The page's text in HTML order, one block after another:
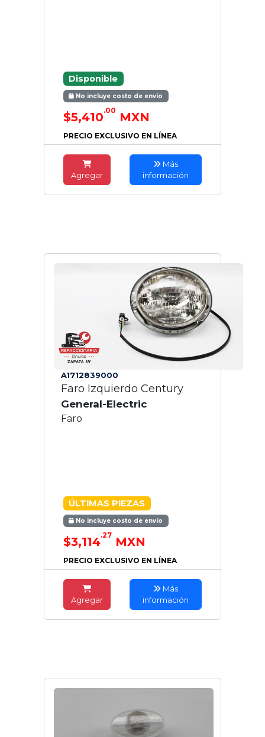
Disponible
No incluye costo de envío
$5,410.00 MXN
PRECIO EXCLUSIVO EN LÍNEA
Agregar
Más
información
A1712839000
Faro Izquierdo Century
General-Electric
Faro
ÚLTIMAS PIEZAS
No incluye costo de envío
$3,114.27 MXN
PRECIO EXCLUSIVO EN LÍNEA
Agregar
Más
información